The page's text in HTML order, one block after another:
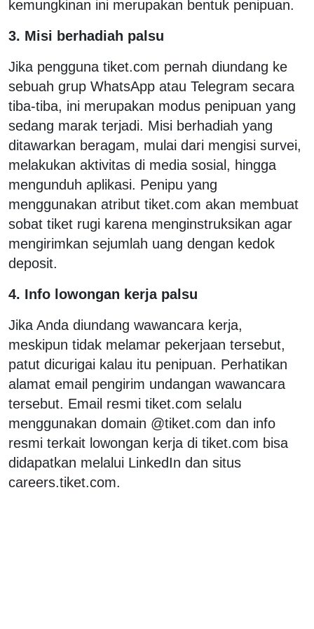
kemungkinan ini merupakan bentuk penipuan.
3. Misi berhadiah palsu
Jika pengguna tiket.com pernah diundang ke
sebuah grup WhatsApp atau Telegram secara
tiba-tiba, ini merupakan modus penipuan yang
sedang marak terjadi. Misi berhadiah yang
ditawarkan beragam, mulai dari mengisi survei,
melakukan aktivitas di media sosial, hingga
mengunduh aplikasi. Penipu yang
menggunakan atribut tiket.com akan membuat
sobat tiket rugi karena menginstruksikan agar
mengirimkan sejumlah uang dengan kedok
deposit.
4. Info lowongan kerja palsu
Jika Anda diundang wawancara kerja,
meskipun tidak melamar pekerjaan tersebut,
patut dicurigai kalau itu penipuan. Perhatikan
alamat email pengirim undangan wawancara
tersebut. Email resmi tiket.com selalu
menggunakan domain @tiket.com dan info
resmi terkait lowongan kerja di tiket.com bisa
didapatkan melalui LinkedIn dan situs
careers.tiket.com.